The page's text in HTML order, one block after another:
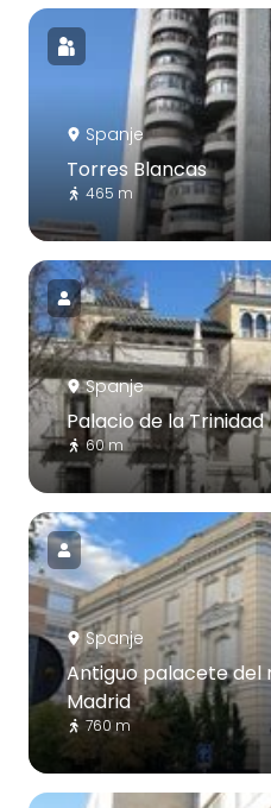
Spanje
Torres Blancas
465 m
Spanje
Palacio de la Trinidad
60 m
Spanje
Antiguo palacete del
Madrid
760 m